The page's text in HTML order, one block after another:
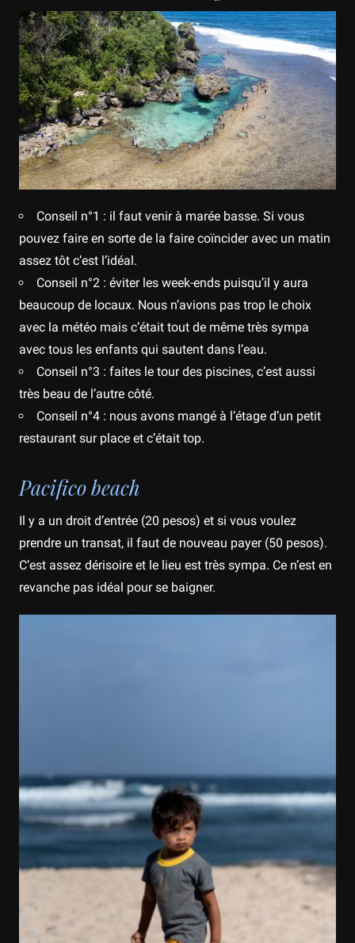
Conseil n°1 : il faut venir à marée basse. Si vous
pouvez faire en sorte de la faire coïncider avec un matin
assez tôt c’est l’idéal.
Conseil n°2 : éviter les week-ends puisqu’il y aura
beaucoup de locaux. Nous n’avions pas trop le choix
avec la météo mais c’était tout de même très sympa
avec tous les enfants qui sautent dans l’eau.
Conseil n°3 : faites le tour des piscines, c’est aussi
très beau de l’autre côté.
Conseil n°4 : nous avons mangé à l’étage d’un petit
restaurant sur place et c’était top.
Pacifico beach
Il y a un droit d’entrée (20 pesos) et si vous voulez
prendre un transat, il faut de nouveau payer (50 pesos).
C’est assez dérisoire et le lieu est très sympa. Ce n’est en
revanche pas idéal pour se baigner.